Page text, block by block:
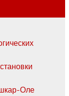
Оле